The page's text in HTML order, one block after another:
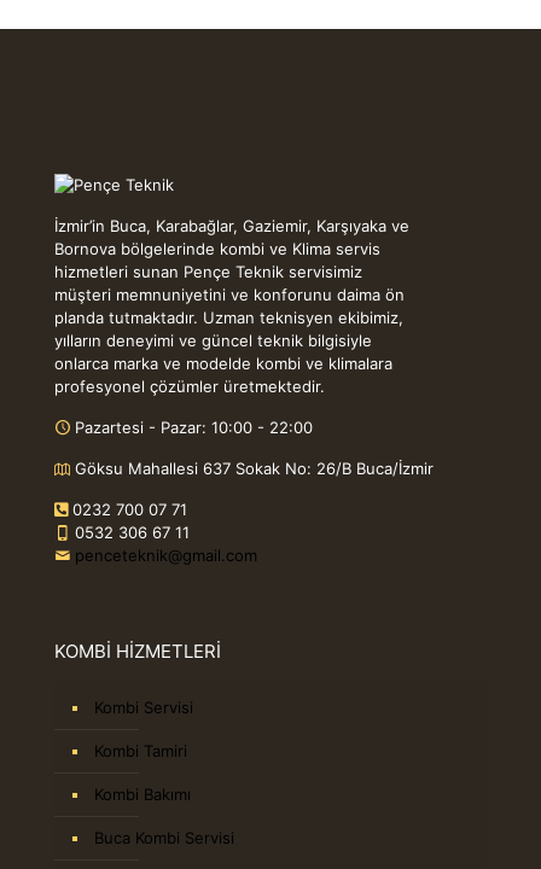
İzmir’in Buca, Karabağlar, Gaziemir, Karşıyaka ve
Bornova bölgelerinde kombi ve Klima servis
hizmetleri sunan Pençe Teknik servisimiz
müşteri memnuniyetini ve konforunu daima ön
planda tutmaktadır. Uzman teknisyen ekibimiz,
yılların deneyimi ve güncel teknik bilgisiyle
onlarca marka ve modelde kombi ve klimalara
profesyonel çözümler üretmektedir.
Pazartesi - Pazar: 10:00 - 22:00
Göksu Mahallesi 637 Sokak No: 26/B Buca/İzmir
0232 700 07 71
0532 306 67 11
penceteknik@gmail.com
KOMBİ HİZMETLERİ
Kombi Servisi
Kombi Tamiri
Kombi Bakımı
Buca Kombi Servisi